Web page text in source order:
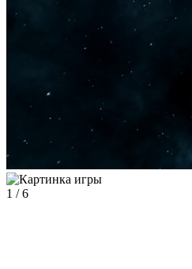
1 /6